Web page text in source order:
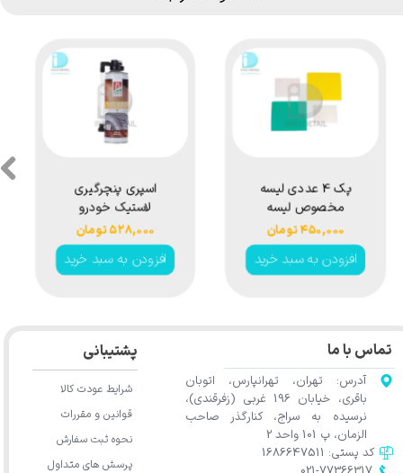
اسپری پنچرگیری
لاستیک خودرو
پونته میلانو مدل
Ponte Milano
Tyres Repair
۵۲۸,۰۰۰ تومان
افزودن به سبد خرید
پک 4 عددی لیسه
مخصوص لیسه
گیری خودرو
۴۵۰,۰۰۰ تومان
افزودن به سبد خرید
تماس با ما
آدرس: تهران، تهرانپارس، اتوبان
باقری، خیابان 196 غربی (زفرقندی)،
نرسیده به سراج، کنارگذر صاحب
الزمان، پ 101 واحد 2
کد پستی: 1686647511
پشتیبانی
شرایط عودت کالا
قوانین و مقررات
نحوه ثبت سفارش
پرسش های متداول